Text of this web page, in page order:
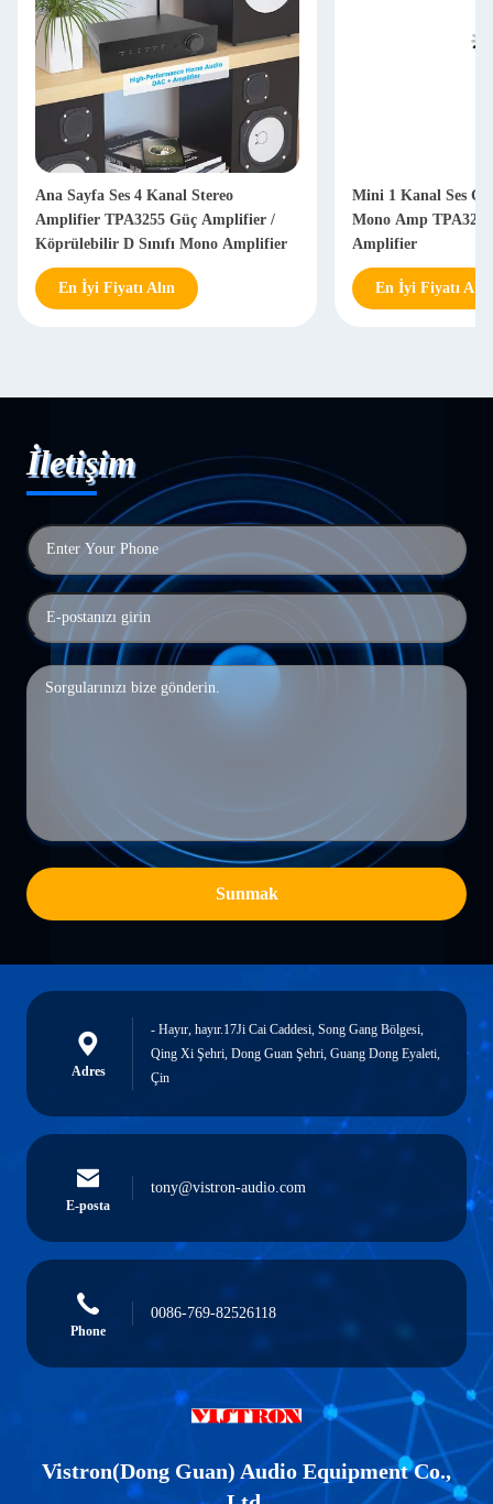
Ana Sayfa Ses 4 Kanal Stereo
Amplifier TPA3255 Güç Amplifier /
Köprülebilir D Sınıfı Mono Amplifier
En İyi Fiyatı Alın
Mini 1 Kanal Ses
Mono Amp
Amplifier
En İyi Fiyatı Alın
İletişim
Sunmak
Adres
- Hayır, hayır.17Ji Cai Caddesi, Song Gang Bölgesi,
Qing Xi Şehri, Dong Guan Şehri, Guang Dong Eyaleti,
Çin
E-posta
tony@vistron-audio.com
Phone
0086-769-82526118
Vistron(Dong Guan) Audio Equipment Co.,